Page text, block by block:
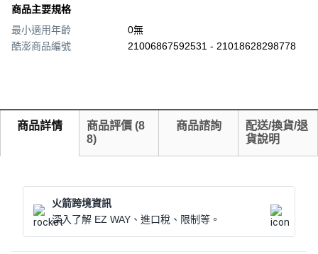
商品主要規格
最小適用年齡
0無
酷澎商品編號
21006867592531 - 21018628298778
商品詳情 商品評價 (8
8)
商品諮詢
配送/換貨/退
貨說明
火箭跨境資訊
深入了解 EZ WAY、進口稅、限制等。